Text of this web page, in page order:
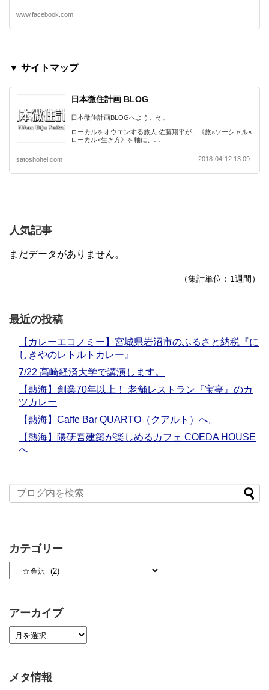
www.facebook.com
▼ サイトマップ
日本微住計画 BLOG
日本微住計画BLOGへようこそ。
ローカルをオウエンする旅人 佐藤翔平が、《旅×ソーシャル×
ローカル×生き方》を軸に、…
satoshohei.com 2018-04-12 13:09
人気記事
まだデータがありません。
（集計単位：1週間）
最近の投稿
【カレーエコノミー】宮城県岩沼市のふるさと納税『に
しきやのレトルトカレー』
7/22 高崎経済大学で講演します。
【熱海】創業70年以上！ 老舗レストラン『宝亭』のカ
ツカレー
【熱海】Caffe Bar QUARTO（クアルト）へ。
【熱海】隈研吾建築が楽しめるカフェ COEDA HOUSE
へ
カテゴリー
アーカイブ
メタ情報